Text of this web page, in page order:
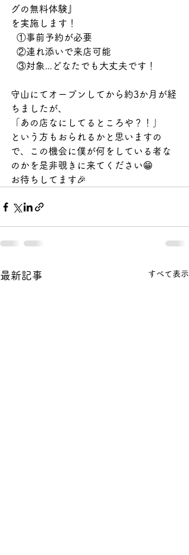
グの無料体験』
を実施します！
  ①事前予約が必要
  ②連れ添いで来店可能
  ③対象...どなたでも大丈夫です！
守山にてオープンしてから約3か月が経
ちましたが、
「あの店なにしてるところや？！」
という方もおられるかと思いますの
で、この機会に僕が何をしている者な
のかを是非覗きに来てください😁
お待ちしてます🎉
最新記事 すべて表示